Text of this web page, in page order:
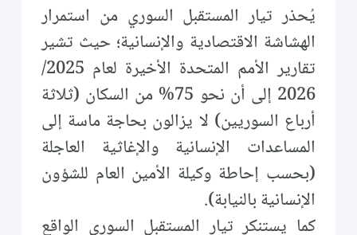
يُحذر تيار المستقبل السوري من استمرار
الهشاشة الاقتصادية والإنسانية؛ حيث تشير
تقارير الأمم المتحدة الأخيرة لعام 2025/
2026 إلى أن نحو 75% من السكان (ثلاثة
أرباع السوريين) لا يزالون بحاجة ماسة إلى
المساعدات الإنسانية والإغاثية العاجلة
(بحسب إحاطة وكيلة الأمين العام للشؤون
الإنسانية بالنيابة).
كما يستنكر تيار المستقبل السوري الواقع